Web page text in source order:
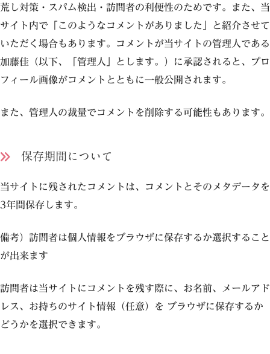
荒し対策・スパム検出・訪問者の利便性のためです。また、当
サイト内で「このようなコメントがありました」と紹介させて
いただく場合もあります。コメントが当サイトの管理人である
加藤佳（以下、「管理人」とします。）に承認されると、プロ
フィール画像がコメントとともに一般公開されます。
また、管理人の裁量でコメントを削除する可能性もあります。
保存期間について
当サイトに残されたコメントは、コメントとそのメタデータを
3年間保存します。
備考）訪問者は個人情報をブラウザに保存するか選択すること
が出来ます
訪問者は当サイトにコメントを残す際に、お名前、メールアド
レス、お持ちのサイト情報（任意）を ブラウザに保存するか
どうかを選択できます。